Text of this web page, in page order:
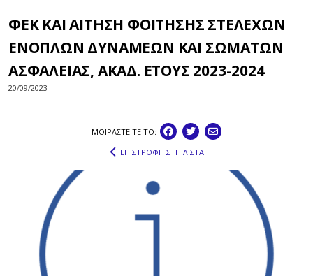
ΦΕΚ ΚΑΙ ΑΙΤΗΣΗ ΦΟΙΤΗΣΗΣ ΣΤΕΛΕΧΩΝ
ΕΝΟΠΛΩΝ ΔΥΝΑΜΕΩΝ ΚΑΙ ΣΩΜΑΤΩΝ
ΑΣΦΑΛΕΙΑΣ, ΑΚΑΔ. ΕΤΟΥΣ 2023-2024
20/09/2023
ΜΟΙΡΑΣΤEIΤΕ ΤΟ:
ΕΠΙΣΤΡΟΦΗ ΣΤΗ ΛΙΣΤΑ